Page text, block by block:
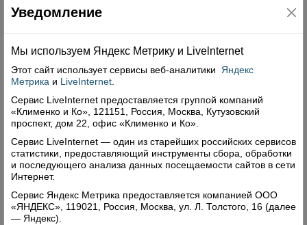
Галина Николаевна Кулешева награждена
медалью преподобного Кирилла Белозерского III
степени
Завершился день пребывания в Верховажье для
митрополита Саввы и всех, кто сопровождал его
на богослужении и в поездке, посещением
камерного православного театра при ЦТНК, где
Уведомление
Мы используем Яндекс Метрику и Livelnternet
Этот сайт использует сервисы веб-аналитики
Яндекс
Метрика и LiveInternet
Сервис LiveInternet предоставляется группой компаний
«Клименко и Ко», 121151, Россия, Москва, Кутузовский
проспект, дом 22, офис «Клименко и Ко».
Сервис LiveInternet — один из старейших российских сервисов
статистики, предоставляющий инструменты сбора, обработки
и последующего анализа данных посещаемости сайтов в сети
Интернет.
Сервис Яндекс Метрика предоставляется компанией ООО
«ЯНДЕКС», 119021, Россия, Москва, ул. Л. Толстого, 16 (далее
— Яндекс).